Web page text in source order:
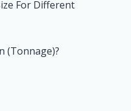
For Different
(Tonnage)?